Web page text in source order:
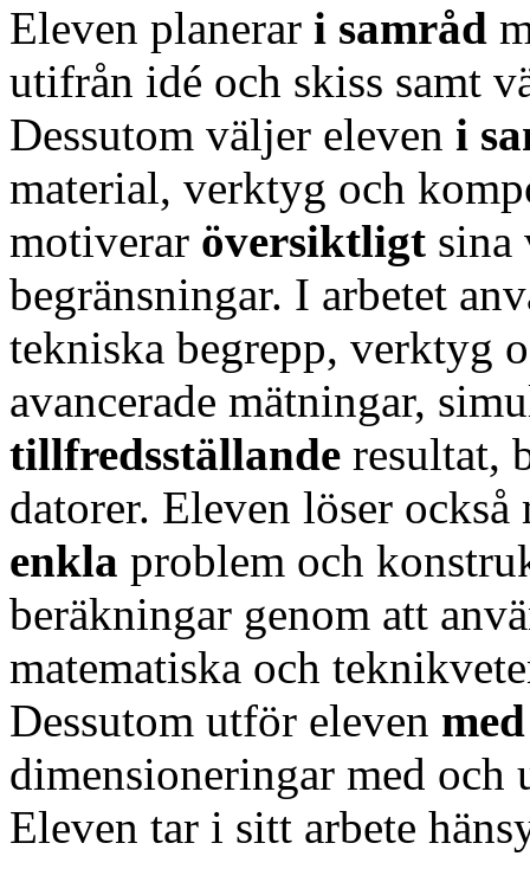
Eleven planerar i samråd
utifrån idé och skiss samt
Dessutom väljer eleven i
material, verktyg och
motiverar översiktligt sina
begränsningar. I arbetet
tekniska begrepp, verktyg
avancerade mätningar,
tillfredsställande resultat,
datorer. Eleven löser
enkla problem och
beräkningar genom att
matematiska och
Dessutom utför eleven med
dimensioneringar med och
Eleven tar i sitt arbete